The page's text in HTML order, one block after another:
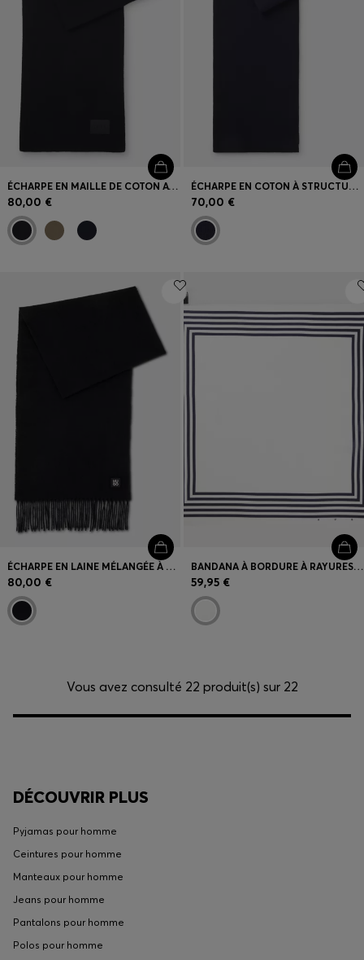
ÉCHARPE EN MAILLE DE COTON AVEC LOGO EN SILICONE
80,00 €
ÉCHARPE EN COTON À STRUCTURE CÔTELÉE
70,00 €
ÉCHARPE EN LAINE MÉLANGÉE À FRANGES ET LOGO REVISITÉ
80,00 €
BANDANA À BORDURE À RAYURES MÉLANGÉ À TENEUR EN SOIE
59,95 €
Vous avez consulté 22 produit(s) sur 22
DÉCOUVRIR PLUS
Pyjamas pour homme
Ceintures pour homme
Manteaux pour homme
Jeans pour homme
Pantalons pour homme
Polos pour homme